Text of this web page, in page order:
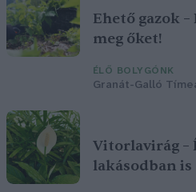
Ehető gazok
meg őket!
ÉLŐ BOLYGÓNK
Granát-Galló
Vitorlavirág –
lakásodban is